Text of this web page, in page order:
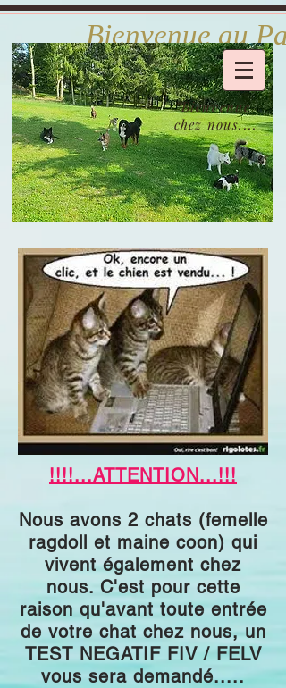
Bienvenue
Bienvenue
chez nous....
!!!!...ATTENTION...!!!
Nous avons 2 chats (femelle
ragdoll et maine coon) qui
vivent également chez
nous. C'est pour cette
raison qu'avant toute entrée
de votre chat chez nous, un
TEST NEGATIF FIV / FELV
vous sera demandé.....